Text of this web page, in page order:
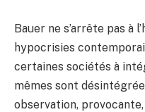
Bauer ne s’arrête pas à
hypocrisies
certaines sociétés à
mêmes sont
observation,